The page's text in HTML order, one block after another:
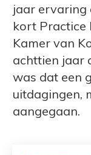
jaar ervaring
kort Practice
Kamer van
achttien jaar
was dat een
uitdagingen,
aangegaan.